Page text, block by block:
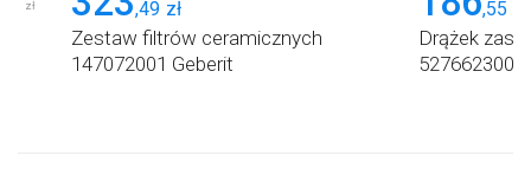
zł ,49 zł
Zestaw filtrów ceramicznych
147072001 Geberit
,55
Drążek